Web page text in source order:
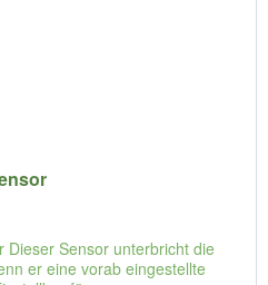
Dieser Sensor unterbricht die
er eine vorab eingestellte